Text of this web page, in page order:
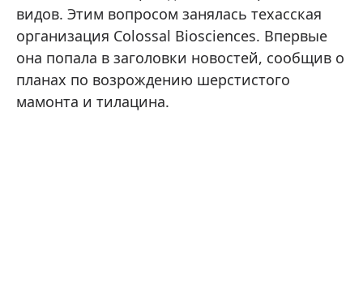
видов. Этим вопросом занялась техасская
организация Colossal Biosciences. Впервые
она попала в заголовки новостей, сообщив о
планах по возрождению шерстистого
мамонта и тилацина.